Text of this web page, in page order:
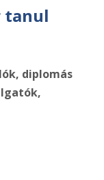
tanul
diplomás